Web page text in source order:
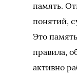
память.
понятий,
Это
правила,
активно